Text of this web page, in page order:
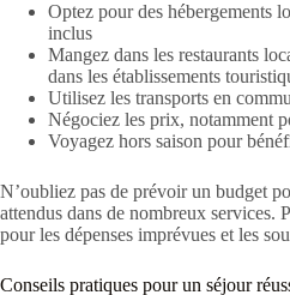
Optez pour des hébergements
inclus
Mangez dans les restaurants
dans les établissements
Utilisez les transports en
Négociez les prix, notamment
Voyagez hors saison pour
N’oubliez pas de prévoir un budget
attendus dans de nombreux services.
pour les dépenses imprévues et les
Conseils pratiques pour un séjour